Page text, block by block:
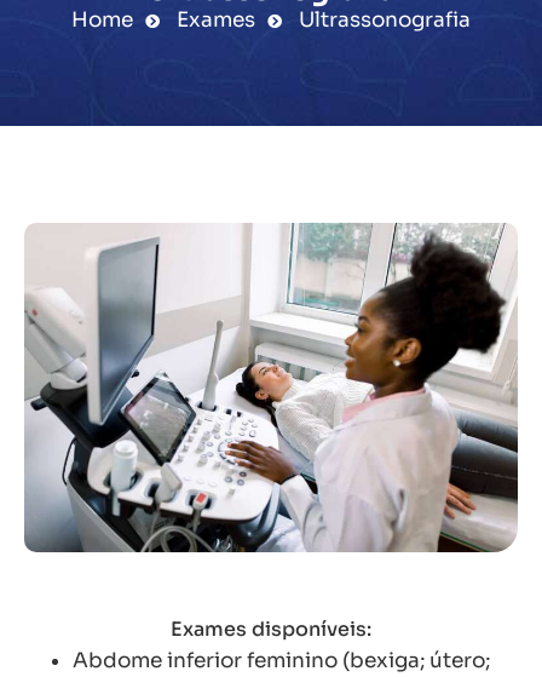
Home Exames Ultrassonografia
Exames disponíveis:
Abdome inferior feminino (bexiga; útero;